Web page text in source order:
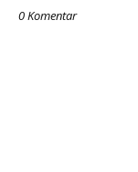
0 Komentar